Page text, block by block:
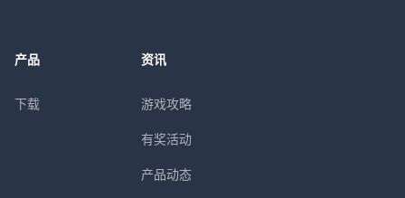
产品
下载
资讯
游戏攻略
有奖活动
产品动态